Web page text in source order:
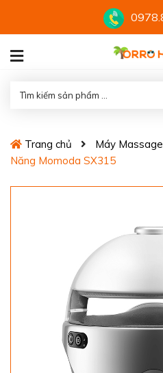
Trang chủ Máy Massage
Năng Momoda SX315